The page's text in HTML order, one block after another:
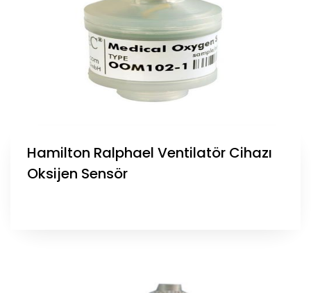
Hamilton Ralphael Ventilatör Cihazı
Oksijen Sensör